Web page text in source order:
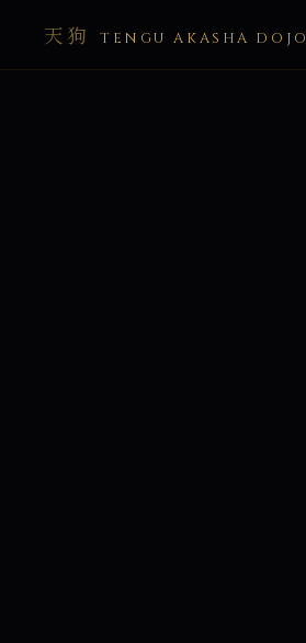
天狗 TENGU AKASHA DOJO